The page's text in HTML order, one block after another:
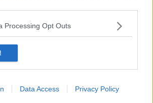
Processing Opt Outs
Data Access Privacy Policy
veicolata dai media
l’Uomo è un automa
nostrana vs l’hasbarà dei sionisti
studio sociologico della propaganda di
il cacciatore e chi vuole armarsi